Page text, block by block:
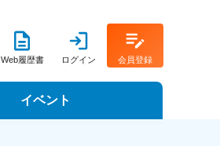
Web履歴書 ログイン 会員登録
イベント